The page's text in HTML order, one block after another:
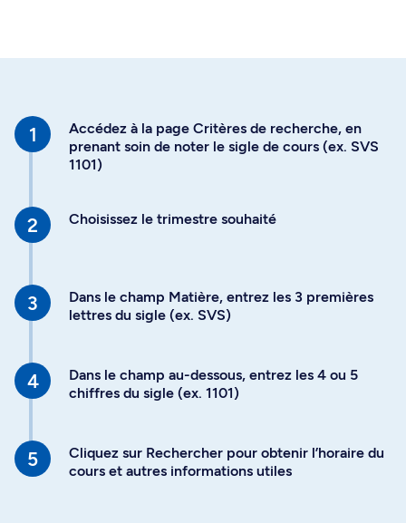
Accédez à la page Critères de recherche, en
prenant soin de noter le sigle de cours (ex. SVS
1101)
Choisissez le trimestre souhaité
Dans le champ Matière, entrez les 3 premières
lettres du sigle (ex. SVS)
Dans le champ au-dessous, entrez les 4 ou 5
chiffres du sigle (ex. 1101)
Cliquez sur Rechercher pour obtenir l’horaire du
cours et autres informations utiles